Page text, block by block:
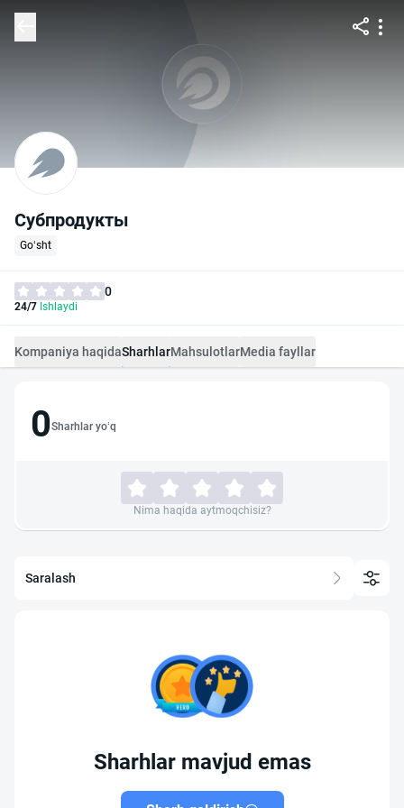
Субпродукты
Go‘sht
0
24/7 Ishlaydi
Kompaniya haqidaSharhlarMahsulotlarMedia fayllar
0Sharhlar yo‘q
Nima haqida aytmoqchisiz?
Saralash
Sharhlar mavjud emas